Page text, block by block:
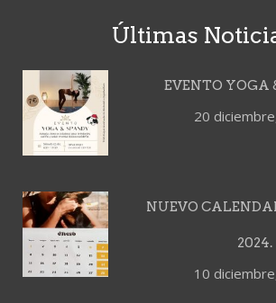
Últimas
EVENTO YOGA
20
NUEVO
2024.
10